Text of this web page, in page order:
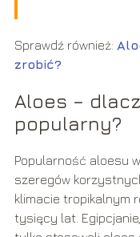
Sprawdź również:
zrobić?
Aloes –
popularny?
Popularność aloesu
szeregów
klimacie tropikalnym
tysięcy lat.